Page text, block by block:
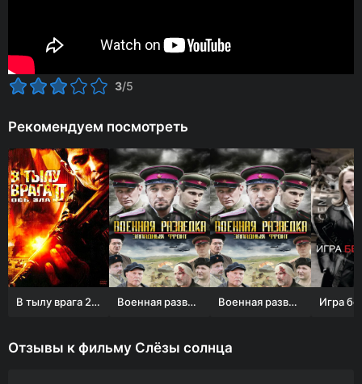
3/5
Рекомендуем посмотреть
В тылу врага 2: Ось зла Военная разведка: Западный фронт Военная разведка: Западный фронт
Отзывы к фильму Слёзы солнца